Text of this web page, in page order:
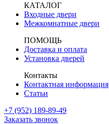
КАТАЛОГ
Входные двери
Межкомнатные двери
ПОМОЩЬ
Доставка и оплата
Установка дверей
Контакты
Контактная информация
Статьи
+7 (952) 189-89-49
Заказать звонок